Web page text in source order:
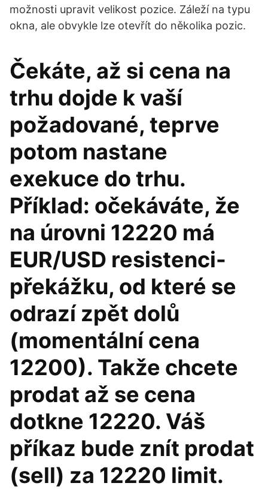
možnosti upravit velikost pozice. Záleží na typu
okna, ale obvykle lze otevřít do několika pozic.
Čekáte, až si cena na
trhu dojde k vaší
požadované, teprve
potom nastane
exekuce do trhu.
Příklad: očekáváte, že
na úrovni 12220 má
EUR/USD resistenci-
překážku, od které se
odrazí zpět dolů
(momentální cena
12200). Takže chcete
prodat až se cena
dotkne 12220. Váš
příkaz bude znít prodat
(sell) za 12220 limit.